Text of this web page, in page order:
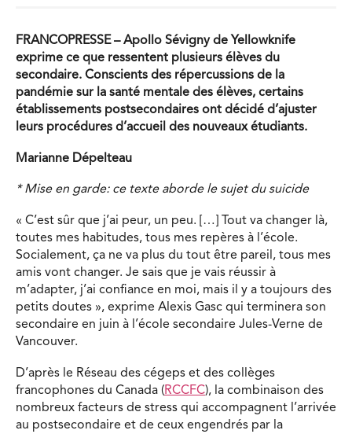
FRANCOPRESSE – Apollo Sévigny de Yellowknife
exprime ce que ressentent plusieurs élèves du
secondaire. Conscients des répercussions de la
pandémie sur la santé mentale des élèves, certains
établissements postsecondaires ont décidé d’ajuster
leurs procédures d’accueil des nouveaux étudiants.
Marianne Dépelteau
* Mise en garde: ce texte aborde le sujet du suicide
« C’est sûr que j’ai peur, un peu. […] Tout va changer là,
toutes mes habitudes, tous mes repères à l’école.
Socialement, ça ne va plus du tout être pareil, tous mes
amis vont changer. Je sais que je vais réussir à
m’adapter, j’ai confiance en moi, mais il y a toujours des
petits doutes », exprime Alexis Gasc qui terminera son
secondaire en juin à l’école secondaire Jules-Verne de
Vancouver.
D’après le Réseau des cégeps et des collèges
francophones du Canada (RCCFC), la combinaison des
nombreux facteurs de stress qui accompagnent l’arrivée
au postsecondaire et de ceux engendrés par la